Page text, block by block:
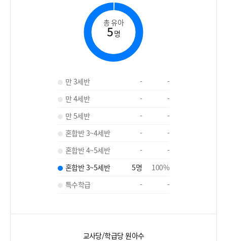
총 유아
5명
만 3세반 -
-
만 4세반
-
-
만 5세반
-
-
혼합반 3~4세반
-
-
혼합반 4~5세반
-
-
혼합반 3~5세반
5명 100%
특수학급
- -
교사당/학급당 원아수